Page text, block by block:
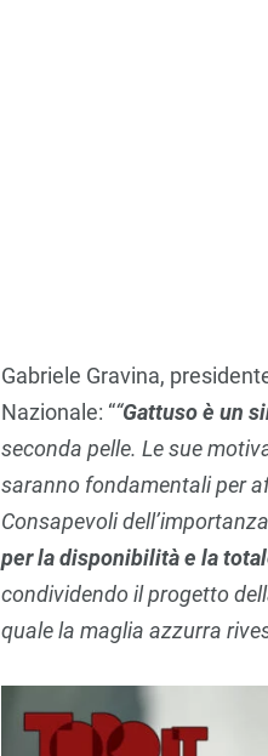
Gabriele Gravina,
Nazionale: ““Gattuso è un
seconda pelle. Le sue
saranno fondamentali per
Consapevoli
per la disponibilità e la
condividendo il progetto
quale la maglia azzurra